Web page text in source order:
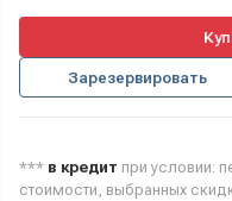
Зарезервировать
*** в кредит при условии:
стоимости, выбранных